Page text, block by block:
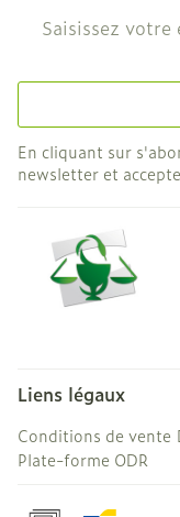
Adresse mail
En cliquant sur
newsletter et
Liens légaux
Conditions de vente
Plate-forme ODR